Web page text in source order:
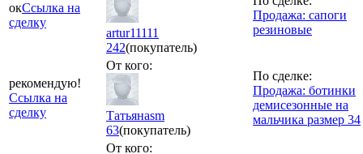
окСсылка на
сделку
artur11111
242(покупатель)
Продажа: сапоги
резиновые
рекомендую!
Ссылка на
сделку
От кого:
Татьянаsm
63(покупатель)
По сделке:
Продажа: ботинки
демисезонные на
мальчика размер 34
От кого: